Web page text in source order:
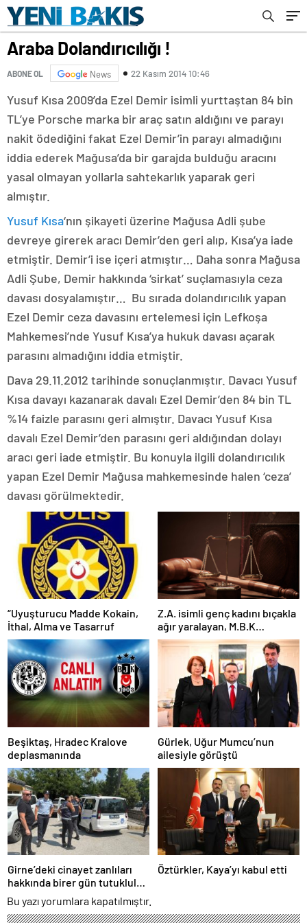
Araba Dolandırıcılığı !
ABONE OL News 22 Kasım 2014 10:46
Yusuf Kısa 2009’da Ezel Demir isimli yurttaştan 84 bin
TL’ye Porsche marka bir araç satın aldığını ve parayı
nakit ödediğini fakat Ezel Demir’in parayı almadığını
iddia ederek Mağusa’da bir garajda bulduğu aracını
yasal olmayan yollarla sahtekarlık yaparak geri
almıştır.
Yusuf Kısa‘nın şikayeti üzerine Mağusa Adli şube
devreye girerek aracı Demir’den geri alıp, Kısa’ya iade
etmiştir. Demir’i ise içeri atmıştır… Daha sonra Mağusa
Adli Şube, Demir hakkında ‘sirkat’ suçlamasıyla ceza
davası dosyalamıştır… Bu sırada dolandırıcılık yapan
Ezel Demir ceza davasını ertelemesi için Lefkoşa
Mahkemesi’nde Yusuf Kısa’ya hukuk davası açarak
parasını almadığını iddia etmiştir.
Dava 29.11.2012 tarihinde sonuçlanmıştır. Davacı Yusuf
Kısa davayı kazanarak davalı Ezel Demir’den 84 bin TL
%14 faizle parasını geri almıştır. Davacı Yusuf Kısa
davalı Ezel Demir’den parasını geri aldığından dolayı
aracı geri iade etmiştir. Bu konuyla ilgili dolandırıcılık
yapan Ezel Demir Mağusa mahkemesinde halen ‘ceza’
davası görülmektedir.
“Uyuşturucu Madde Kokain,
İthal, Alma ve Tasarruf
Z.A. isimli genç kadını bıçakla
ağır yaralayan, M.B.K
mahkemeye çıkarıldı
Beşiktaş, Hradec Kralove
deplasmanında
Gürlek, Uğur Mumcu’nun
ailesiyle görüştü
Girne’deki cinayet zanlıları
hakkında birer gün tutukluluk
kararı alındı
Öztürkler, Kaya’yı kabul etti
Bu yazı yorumlara kapatılmıştır.